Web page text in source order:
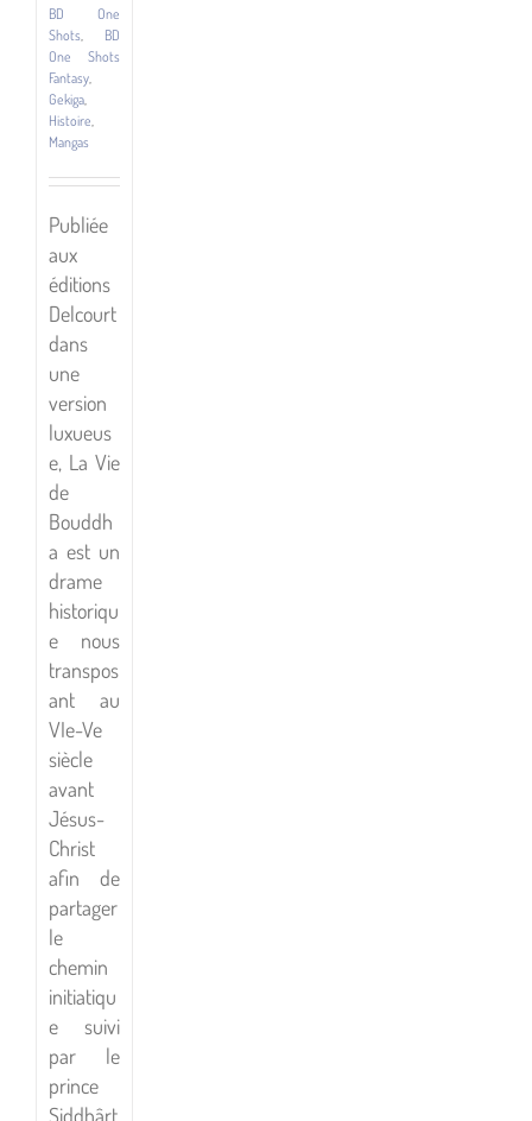
BD One
Shots, BD
One Shots
Fantasy,
Gekiga,
Histoire,
Mangas
Publiée
aux
éditions
Delcourt
dans
une
version
luxueus
e, La Vie
de
Bouddh
a est un
drame
historiqu
e nous
transpos
ant au
VIe-Ve
siècle
avant
Jésus-
Christ
afin de
partager
le
chemin
initiatiqu
e suivi
par le
prince
Siddhârt